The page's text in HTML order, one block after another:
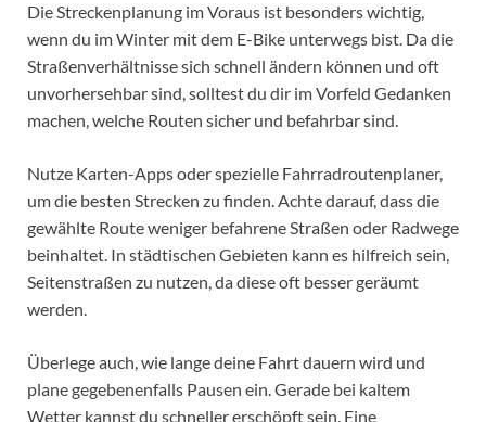
Die Streckenplanung im Voraus ist besonders wichtig,
wenn du im Winter mit dem E-Bike unterwegs bist. Da die
Straßenverhältnisse sich schnell ändern können und oft
unvorhersehbar sind, solltest du dir im Vorfeld Gedanken
machen, welche Routen sicher und befahrbar sind.
Nutze Karten-Apps oder spezielle Fahrradroutenplaner,
um die besten Strecken zu finden. Achte darauf, dass die
gewählte Route weniger befahrene Straßen oder Radwege
beinhaltet. In städtischen Gebieten kann es hilfreich sein,
Seitenstraßen zu nutzen, da diese oft besser geräumt
werden.
Überlege auch, wie lange deine Fahrt dauern wird und
plane gegebenenfalls Pausen ein. Gerade bei kaltem
Wetter kannst du schneller erschöpft sein. Eine